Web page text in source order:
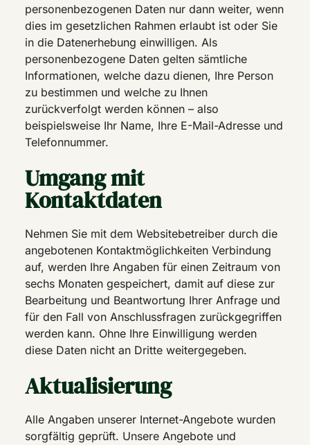
personenbezogenen Daten nur dann weiter, wenn
dies im gesetzlichen Rahmen erlaubt ist oder Sie
in die Datenerhebung einwilligen. Als
personenbezogene Daten gelten sämtliche
Informationen, welche dazu dienen, Ihre Person
zu bestimmen und welche zu Ihnen
zurückverfolgt werden können – also
beispielsweise Ihr Name, Ihre E-Mail-Adresse und
Telefonnummer.
Umgang mit
Kontaktdaten
Nehmen Sie mit dem Websitebetreiber durch die
angebotenen Kontaktmöglichkeiten Verbindung
auf, werden Ihre Angaben für einen Zeitraum von
sechs Monaten gespeichert, damit auf diese zur
Bearbeitung und Beantwortung Ihrer Anfrage und
für den Fall von Anschlussfragen zurückgegriffen
werden kann. Ohne Ihre Einwilligung werden
diese Daten nicht an Dritte weitergegeben.
Aktualisierung
Alle Angaben unserer Internet-Angebote wurden
sorgfältig geprüft. Unsere Angebote und